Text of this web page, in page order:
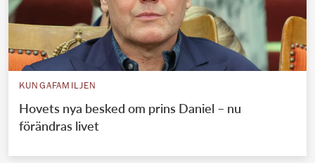
KUNGAFAMILJEN
Hovets nya besked om prins Daniel – nu
förändras livet